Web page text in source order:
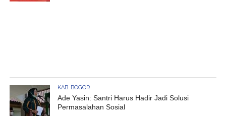
KAB. BOGOR
Ade Yasin: Santri Harus Hadir Jadi Solusi
Permasalahan Sosial